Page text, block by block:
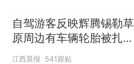
自驾游客反映辉腾锡勒草
原周边有车辆轮胎被扎，
修理店铺换胎价格高达千
江西晨报 541跟贴